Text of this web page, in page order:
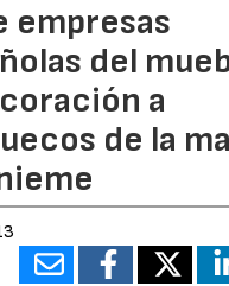
empresas
del
a
de la